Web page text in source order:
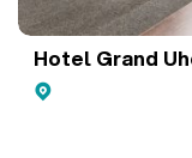
Hotel Grand